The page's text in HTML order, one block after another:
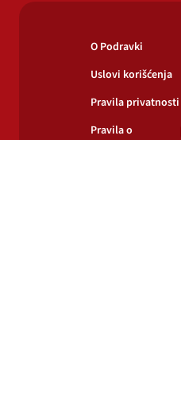
O Podravki
Uslovi korišćenja
Pravila privatnosti
Pravila o